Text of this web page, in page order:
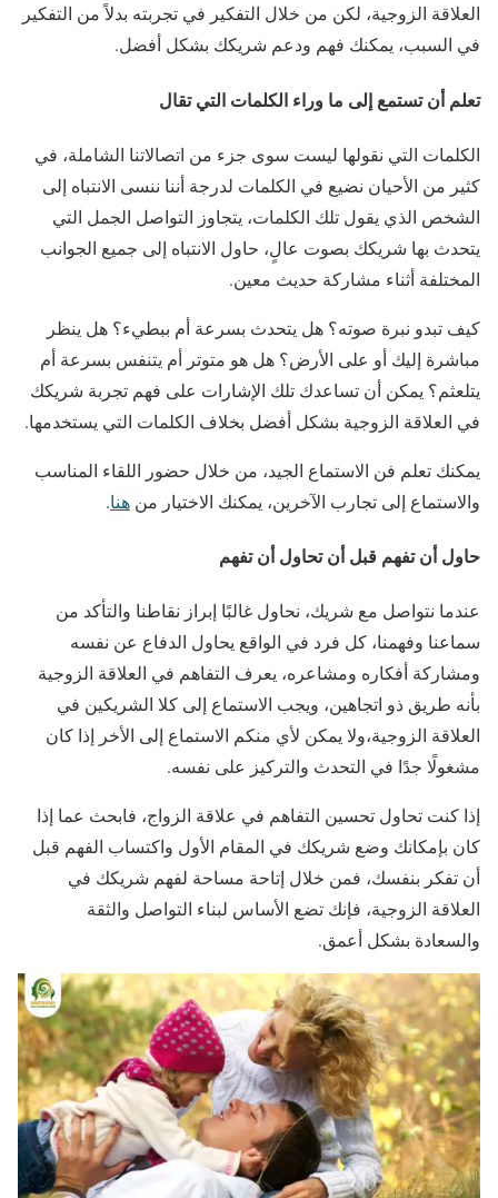
العلاقة الزوجية، لكن من خلال التفكير في تجربته بدلاً من التفكير
في السبب، يمكنك فهم ودعم شريكك بشكل أفضل.
تعلم أن تستمع إلى ما وراء الكلمات التي تقال
الكلمات التي نقولها ليست سوى جزء من اتصالاتنا الشاملة، في
كثير من الأحيان نضيع في الكلمات لدرجة أننا ننسى الانتباه إلى
الشخص الذي يقول تلك الكلمات، يتجاوز التواصل الجمل التي
يتحدث بها شريكك بصوت عالٍ، حاول الانتباه إلى جميع الجوانب
المختلفة أثناء مشاركة حديث معين.
كيف تبدو نبرة صوته؟ هل يتحدث بسرعة أم ببطيء؟ هل ينظر
مباشرة إليك أو على الأرض؟ هل هو متوتر أم يتنفس بسرعة أم
يتلعثم؟ يمكن أن تساعدك تلك الإشارات على فهم تجربة شريكك
في العلاقة الزوجية بشكل أفضل بخلاف الكلمات التي يستخدمها.
يمكنك تعلم فن الاستماع الجيد، من خلال حضور اللقاء المناسب
والاستماع إلى تجارب الآخرين، يمكنك الاختيار من هنا.
حاول أن تفهم قبل أن تحاول أن تفهم
عندما نتواصل مع شريك، نحاول غالبًا إبراز نقاطنا والتأكد من
سماعنا وفهمنا، كل فرد في الواقع يحاول الدفاع عن نفسه
ومشاركة أفكاره ومشاعره، يعرف التفاهم في العلاقة الزوجية
بأنه طريق ذو اتجاهين، ويجب الاستماع إلى كلا الشريكين في
العلاقة الزوجية،ولا يمكن لأي منكم الاستماع إلى الأخر إذا كان
مشغولًا جدًا في التحدث والتركيز على نفسه.
إذا كنت تحاول تحسين التفاهم في علاقة الزواج، فابحث عما إذا
كان بإمكانك وضع شريكك في المقام الأول واكتساب الفهم قبل
أن تفكر بنفسك، فمن خلال إتاحة مساحة لفهم شريكك في
العلاقة الزوجية، فإنك تضع الأساس لبناء التواصل والثقة
والسعادة بشكل أعمق.